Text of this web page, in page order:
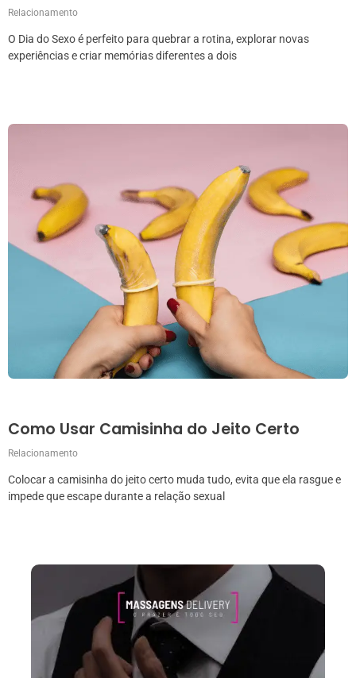
Relacionamento
O Dia do Sexo é perfeito para quebrar a rotina, explorar novas
experiências e criar memórias diferentes a dois
Como Usar Camisinha do Jeito Certo
Relacionamento
Colocar a camisinha do jeito certo muda tudo, evita que ela rasgue e
impede que escape durante a relação sexual